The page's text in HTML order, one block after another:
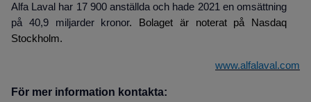
Alfa Laval har 17 900 anställda och hade 2021 en omsättning
på 40,9 miljarder kronor. Bolaget är noterat på Nasdaq
Stockholm.
www.alfalaval.com
För mer information kontakta: